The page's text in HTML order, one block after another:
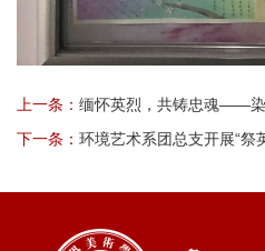
上一条： 缅怀英烈，共铸忠魂——染
下一条： 环境艺术系团总支开展“祭